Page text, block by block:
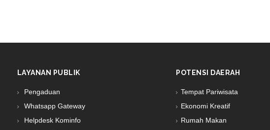
LAYANAN PUBLIK
Pengaduan
Whatsapp Gateway
Helpdesk Kominfo
POTENSI DAERAH
Tempat Pariwisata
Ekonomi Kreatif
Rumah Makan